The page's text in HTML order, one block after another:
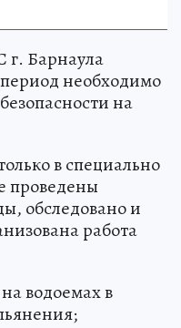
г. Барнаула
необходимо
на
в специально
проведены
обследовано и
работа
водоемах в